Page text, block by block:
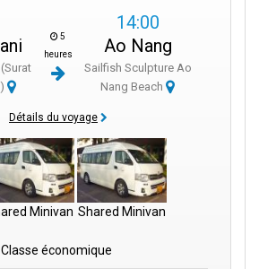
5
heures
14:00
Ao Nang
Sailfish Sculpture Ao
Nang Beach
Détails du voyage
Minivan Shared Minivan
Classe économique